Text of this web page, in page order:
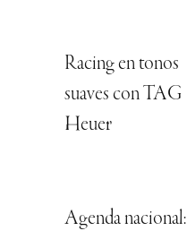
Racing en tonos
suaves con TAG
Heuer
Agenda nacional: